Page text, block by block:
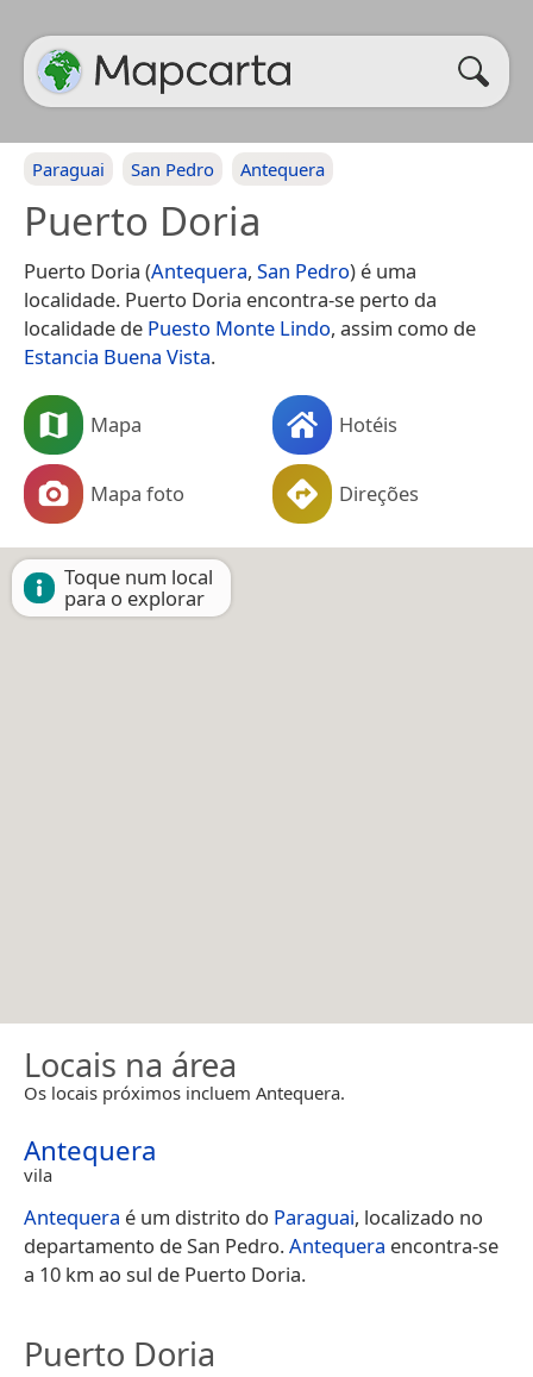
Paraguai San Pedro Antequera
Puerto Doria
Puerto Doria (Antequera, San Pedro) é uma
localidade. Puerto Doria encontra-se perto da
localidade de Puesto Monte Lindo, assim como de
Estancia Buena Vista.
Mapa Hotéis
Mapa foto Direções
Toque num local
para o explorar
Locais na área
Os locais próximos incluem Antequera.
Antequera
vila
Antequera é um distrito do Paraguai, localizado no
departamento de San Pedro.Antequera encontra-se
a 10 km ao sul de Puerto Doria.
Puerto Doria